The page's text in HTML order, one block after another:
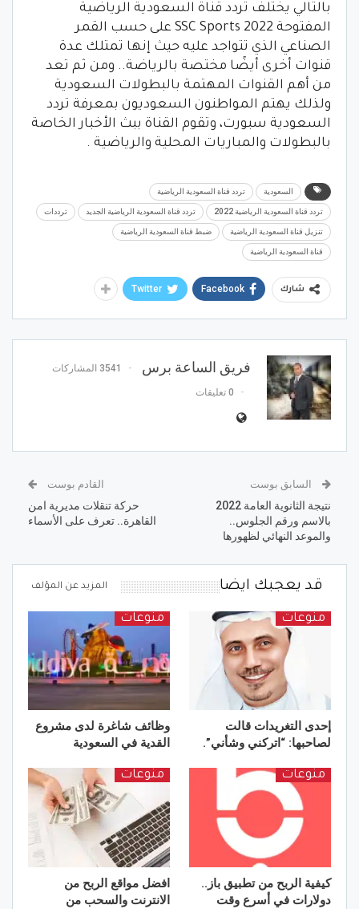
بالتالي يختلف تردد قناة السعودية الرياضية
المفتوحة 2022 SSC Sports على حسب القمر
الصناعي الذي تتواجد عليه حيث إنها تمتلك عدة
قنوات أخرى أيضًا مختصة بالرياضة.. ومن ثم تعد
من أهم القنوات المهتمة بالبطولات السعودية
ولذلك يهتم المواطنون السعوديون بمعرفة تردد
السعودية سبورت، وتقوم القناة ببث الأخبار الخاصة
بالبطولات والمباريات المحلية والرياضية .
السعودية تردد قناة السعودية الرياضية
تردد قناة السعودية الرياضية 2022 تردد قناة السعودية الرياضية الجديد ترددات
تنزيل قناة السعودية الرياضية ضبط قناة السعودية الرياضية
قناة السعودية الرياضية
شارك Facebook
Twitter
فريق الساعة برس 3541 المشاركات
0 تعليقات
السابق بوست
نتيجة الثانوية العامة 2022
بالاسم ورقم الجلوس..
والموعد النهائي لظهورها
القادم بوست
حركة تنقلات مديرية امن
القاهرة.. تعرف على الأسماء
قد يعجبك ايضا المزيد عن المؤلف
منوعات
إحدى التغريدات قالت
لصاحبها: “اتركني وشأني”.
منوعات
وظائف شاغرة لدى مشروع
القدية في السعودية
منوعات
كيفية الربح من تطبيق باز..
دولارات في أسرع وقت
منوعات
افضل مواقع الربح من
الانترنت والسحب من